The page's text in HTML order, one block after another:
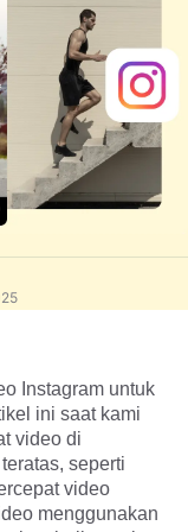
Instagram untuk
ini saat kami
video di
seperti
video
menggunakan